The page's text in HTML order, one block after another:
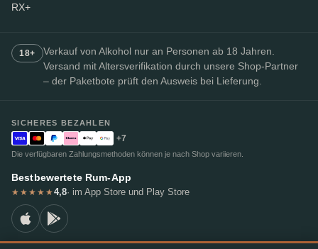
RX+
18+
Verkauf von Alkohol nur an Personen ab 18 Jahren.
Versand mit Altersverifikation durch unsere Shop-Partner
– der Paketbote prüft den Ausweis bei Lieferung.
SICHERES BEZAHLEN
+7
Die verfügbaren Zahlungsmethoden können je nach Shop variieren.
Bestbewertete Rum-App
★★★★★4,8· im App Store und Play Store